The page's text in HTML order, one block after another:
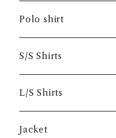
Polo shirt
S/S Shirts
L/S Shirts
Jacket